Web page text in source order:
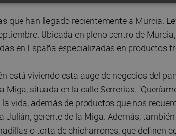
que han llegado recientemente a Murcia.
Ubicada en pleno centro de
en España especializadas en productos
está viviendo esta auge de negocios del
Miga, situada en la calle Serrerías.
vida, además de productos que nos
Julián, gerente de la Miga. Además,
o torta de chicharrones, que definen